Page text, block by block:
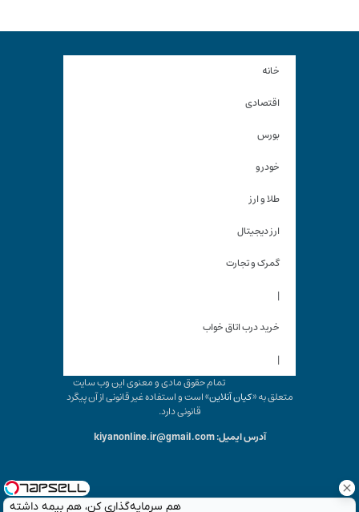
هم سرمایه‌گذاری کن، هم بیمه داشته
خانه
اقتصادی
بورس
خودرو
طلا و ارز
ارز دیجیتال
گمرک و تجارت
|
خرید درب اتاق خواب
|
تمام حقوق مادی و معنوی این وب سایت
متعلق به «کیان آنلاین» است و استفاده غیر قانونی از آن پیگرد
قانونی دارد.
آدرس ایمیل: kiyanonline.ir@gmail.com